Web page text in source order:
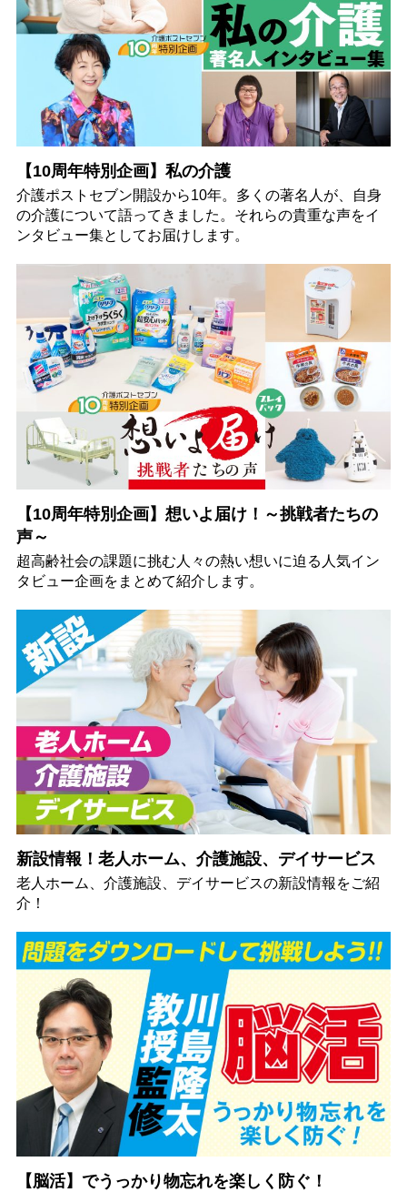
【10周年特別企画】私の介護
介護ポストセブン開設から10年。多くの著名人が、自身
の介護について語ってきました。それらの貴重な声をイ
ンタビュー集としてお届けします。
【10周年特別企画】想いよ届け！～挑戦者たちの
声～
超高齢社会の課題に挑む人々の熱い想いに迫る人気イン
タビュー企画をまとめて紹介します。
新設情報！老人ホーム、介護施設、デイサービス
老人ホーム、介護施設、デイサービスの新設情報をご紹
介！
【脳活】でうっかり物忘れを楽しく防ぐ！